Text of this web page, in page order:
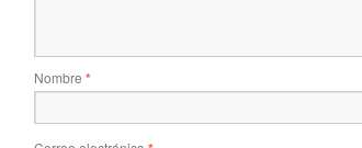
Nombre *